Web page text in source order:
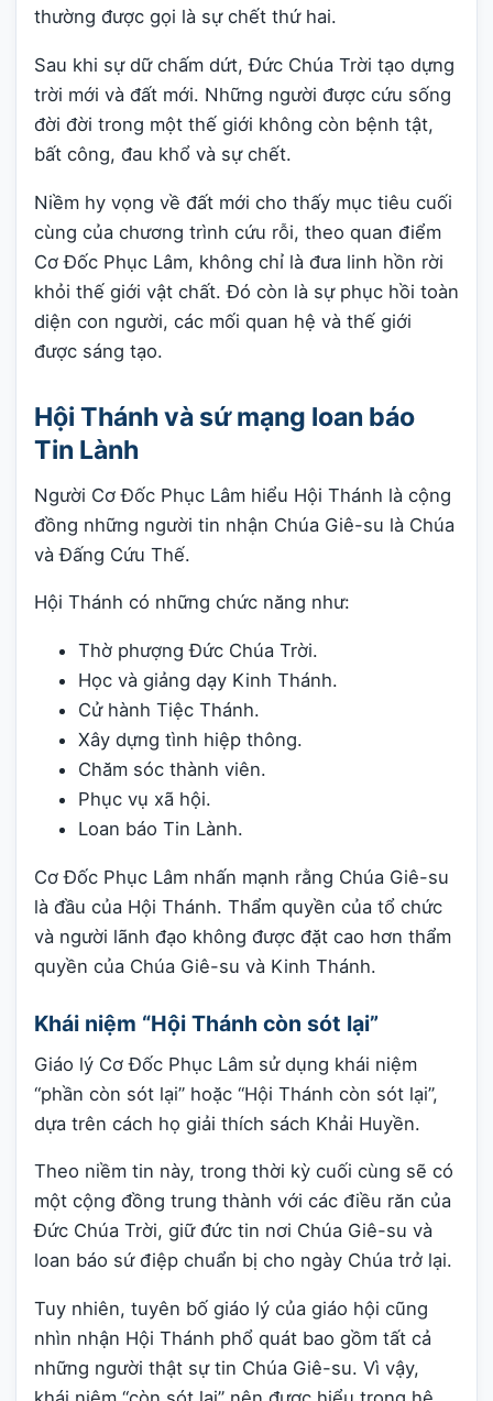
thường được gọi là sự chết thứ hai.
Sau khi sự dữ chấm dứt, Đức Chúa Trời tạo dựng
trời mới và đất mới. Những người được cứu sống
đời đời trong một thế giới không còn bệnh tật,
bất công, đau khổ và sự chết.
Niềm hy vọng về đất mới cho thấy mục tiêu cuối
cùng của chương trình cứu rỗi, theo quan điểm
Cơ Đốc Phục Lâm, không chỉ là đưa linh hồn rời
khỏi thế giới vật chất. Đó còn là sự phục hồi toàn
diện con người, các mối quan hệ và thế giới
được sáng tạo.
Hội Thánh và sứ mạng loan báo
Tin Lành
Người Cơ Đốc Phục Lâm hiểu Hội Thánh là cộng
đồng những người tin nhận Chúa Giê-su là Chúa
và Đấng Cứu Thế.
Hội Thánh có những chức năng như:
Thờ phượng Đức Chúa Trời.
Học và giảng dạy Kinh Thánh.
Cử hành Tiệc Thánh.
Xây dựng tình hiệp thông.
Chăm sóc thành viên.
Phục vụ xã hội.
Loan báo Tin Lành.
Cơ Đốc Phục Lâm nhấn mạnh rằng Chúa Giê-su
là đầu của Hội Thánh. Thẩm quyền của tổ chức
và người lãnh đạo không được đặt cao hơn thẩm
quyền của Chúa Giê-su và Kinh Thánh.
Khái niệm “Hội Thánh còn sót lại”
Giáo lý Cơ Đốc Phục Lâm sử dụng khái niệm
“phần còn sót lại” hoặc “Hội Thánh còn sót lại”,
dựa trên cách họ giải thích sách Khải Huyền.
Theo niềm tin này, trong thời kỳ cuối cùng sẽ có
một cộng đồng trung thành với các điều răn của
Đức Chúa Trời, giữ đức tin nơi Chúa Giê-su và
loan báo sứ điệp chuẩn bị cho ngày Chúa trở lại.
Tuy nhiên, tuyên bố giáo lý của giáo hội cũng
nhìn nhận Hội Thánh phổ quát bao gồm tất cả
những người thật sự tin Chúa Giê-su. Vì vậy,